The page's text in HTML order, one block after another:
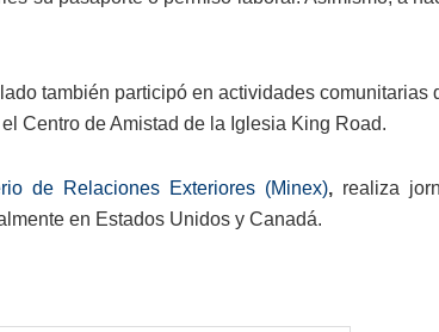
también participó en actividades
Centro de Amistad de la Iglesia King Road.
de Relaciones Exteriores (Minex), realiza
en Estados Unidos y Canadá.